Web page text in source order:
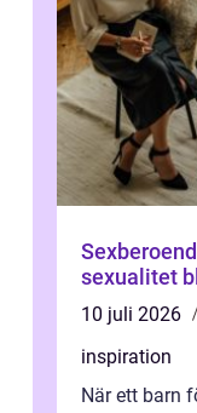
sexualitet
10 juli 2026
inspiration
När ett barn